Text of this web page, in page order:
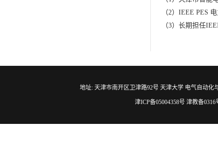
（2） IEEE PES
（3） 长期担任
地址: 天津市南开区卫津路92号 天津大学 电气自动化
津ICP备05004358号 津教备